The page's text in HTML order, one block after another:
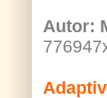
Autor: